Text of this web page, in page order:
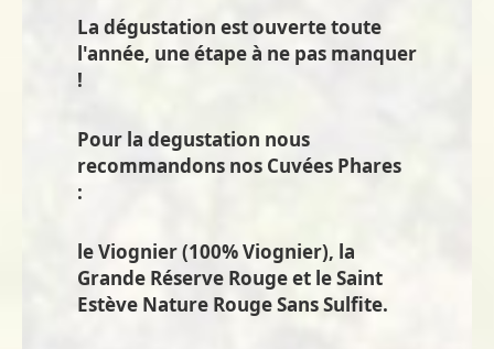
La dégustation est ouverte toute
l'année, une étape à ne pas manquer
!
Pour la degustation nous
recommandons nos Cuvées Phares
:
le Viognier (100% Viognier), la
Grande Réserve Rouge et le Saint
Estève Nature Rouge Sans Sulfite.